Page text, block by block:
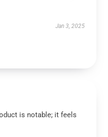
Jan 3, 2025
is notable; it feels